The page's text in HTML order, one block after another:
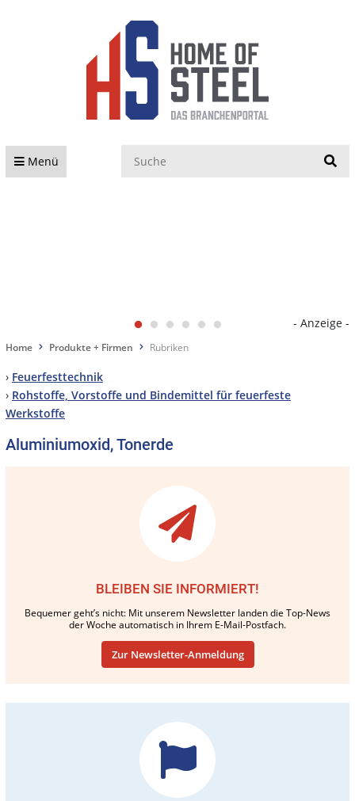
Menü
- Anzeige -
Home Produkte + Firmen Rubriken
› Feuerfesttechnik
› Rohstoffe, Vorstoffe und Bindemittel für feuerfeste
Werkstoffe
Aluminiumoxid, Tonerde
BLEIBEN SIE INFORMIERT!
Bequemer geht’s nicht: Mit unserem Newsletter landen die Top-News
der Woche automatisch in Ihrem E-Mail-Postfach.
Zur Newsletter-Anmeldung